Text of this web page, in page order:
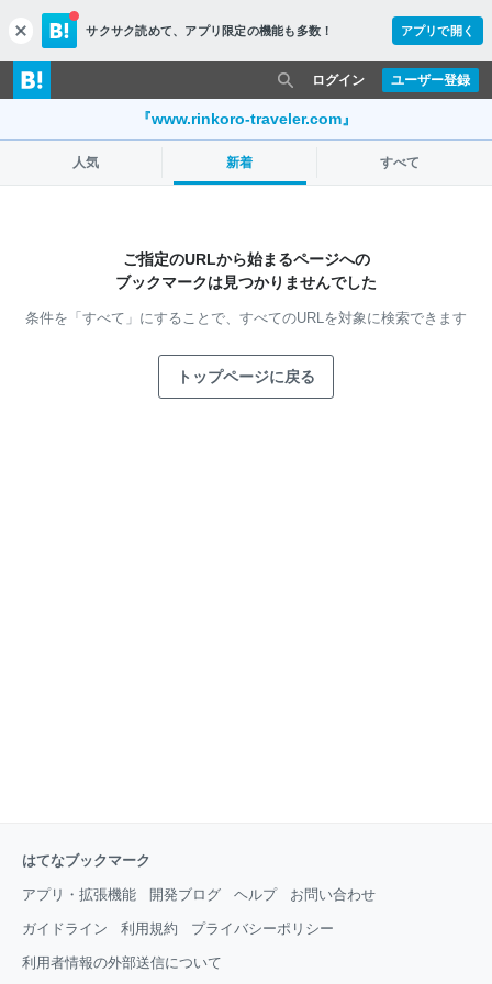
c
l
o
s
サクサク読めて、 アプリ限定の機能も多数！ アプリで開く
ユーザー登録
ログイン
『www.rinkoro-traveler.com』
人気 新着 すべて
ご指定のURLから始まるページへの
ブックマークは見つかりませんでした
条件を「すべて」にすることで、 すべてのURLを対象に検索できます
トップページに戻る
はてなブックマーク
アプリ・拡張機能 開発ブログ ヘルプ お問い合わせ
ガイドライン 利用規約 プライバシーポリシー
利用者情報の外部送信について